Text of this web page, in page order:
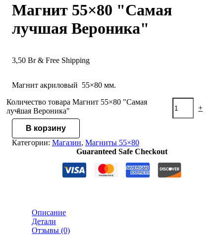
Магнит 55×80 "Самая
лучшая Вероника"
3,50 Br & Free Shipping
Магнит акриловый 55×80 мм.
-
Количество товара Магнит 55×80 "Самая
лучшая Вероника"
+
В корзину
Категории: Магазин, Магниты 55×80
Guaranteed Safe Checkout
Описание
Детали
Отзывы (0)